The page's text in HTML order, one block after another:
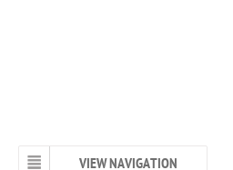
VIEW NAVIGATION